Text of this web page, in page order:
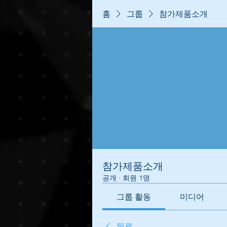
홈 그룹 참가제품소개
참가제품소개
공개 · 회원 1명
그룹 활동 미디어